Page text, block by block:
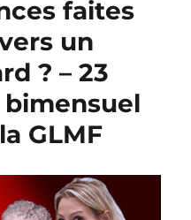
faites
un
? – 23
bimensuel
GLMF